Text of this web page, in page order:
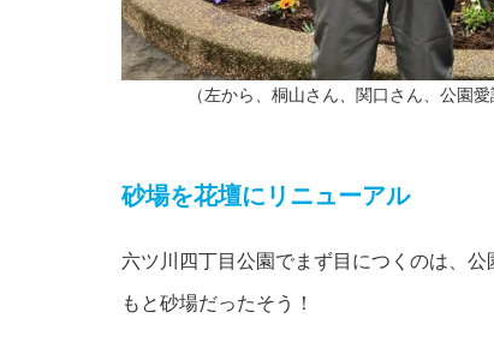
（左から、桐山さん、関口さん、公園
砂場を花壇にリニューアル
六ツ川四丁目公園でまず目につくのは、
もと砂場だったそう！